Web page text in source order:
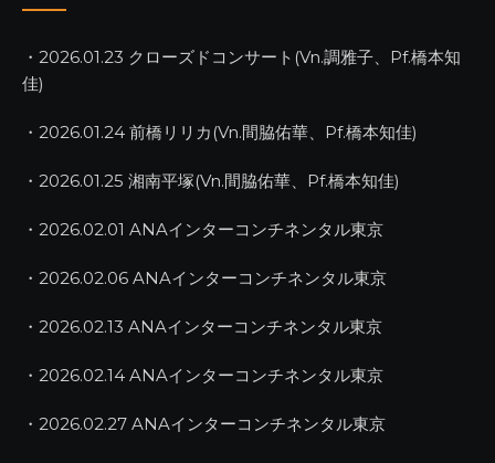
・2026.01.23 クローズドコンサート(Vn.調雅子、Pf.橋本知
佳)
・2026.01.24 前橋リリカ(Vn.間脇佑華、Pf.橋本知佳)
・2026.01.25 湘南平塚(Vn.間脇佑華、Pf.橋本知佳)
・2026.02.01 ANAインターコンチネンタル東京
・2026.02.06 ANAインターコンチネンタル東京
・2026.02.13 ANAインターコンチネンタル東京
・2026.02.14 ANAインターコンチネンタル東京
・2026.02.27 ANAインターコンチネンタル東京